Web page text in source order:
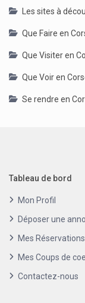
Les sites à
Que Faire en
Que Visiter en
Que Voir en
Se rendre en
Tableau de bord
Mon Profil
Déposer une
Mes Réservations
Mes Coups de
Contactez-nous